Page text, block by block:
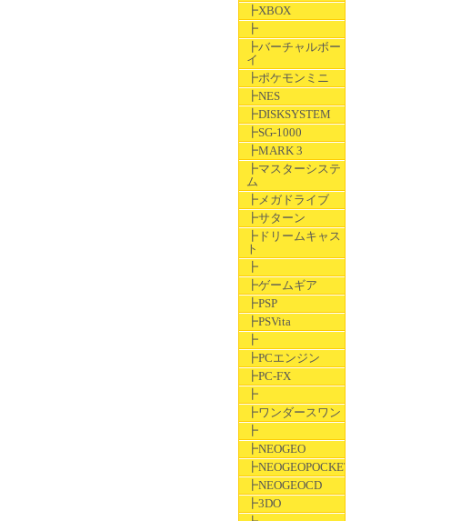
┣XBOX
┣
┣バーチャルボー
イ
┣ポケモンミニ
┣NES
┣DISKSYSTEM
┣SG-1000
┣MARK 3
┣マスターシステ
ム
┣メガドライブ
┣サターン
┣ドリームキャス
ト
┣
┣ゲームギア
┣PSP
┣PSVita
┣
┣PCエンジン
┣PC-FX
┣
┣ワンダースワン
┣
┣NEOGEO
┣NEOGEOPOCKET
┣NEOGEOCD
┣3DO